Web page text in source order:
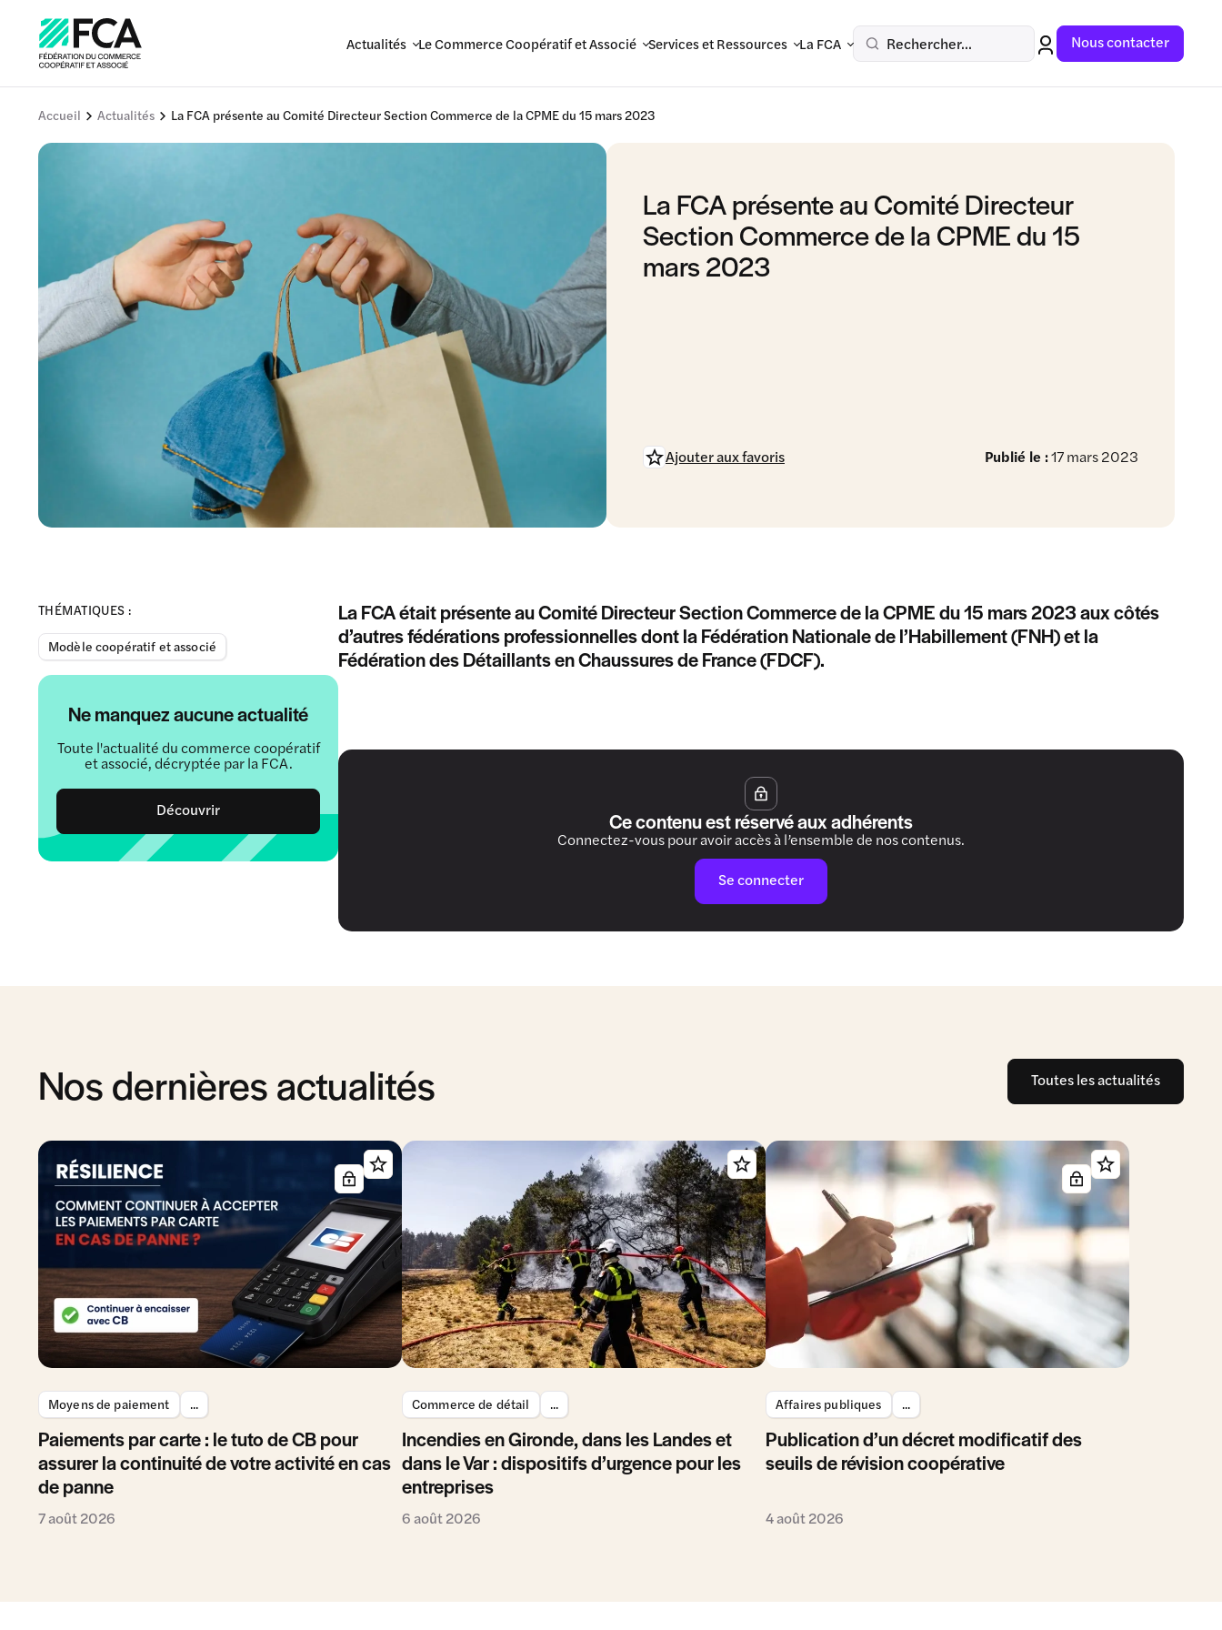
Actualités Le Commerce Coopératif et Associé Services et Ressources La FCA Rechercher... Nous contacter
Accueil Actualités La FCA présente au Comité Directeur Section Commerce de la CPME du 15 mars 2023
La FCA présente au Comité Directeur
Section Commerce de la CPME du 15
mars 2023
Publié le :17 mars 2023
Ajouter aux favoris
THÉMATIQUES :
Modèle coopératif et associé
Ne manquez aucune actualité
Toute l'actualité du commerce coopératif
et associé, décryptée par la FCA.
Découvrir
La FCA était présente au Comité Directeur Section Commerce de la CPME du 15 mars 2023 aux côtés
d’autres fédérations professionnelles dont la Fédération Nationale de l’Habillement (FNH) et la
Fédération des Détaillants en Chaussures de France (FDCF).
Ce contenu est réservé aux adhérents
Connectez-vous pour avoir accès à l’ensemble de nos contenus.
Se connecter
Nos dernières actualités Toutes les actualités
Moyens de paiement ...
Paiements par carte : le tuto de CB pour
assurer la continuité de votre activité en cas
de panne
7 août 2026
Commerce de détail ...
Incendies en Gironde, dans les Landes et
dans le Var : dispositifs d’urgence pour les
entreprises
6 août 2026
Affaires publiques ...
Publication d’un décret modificatif des
seuils de révision coopérative
4 août 2026